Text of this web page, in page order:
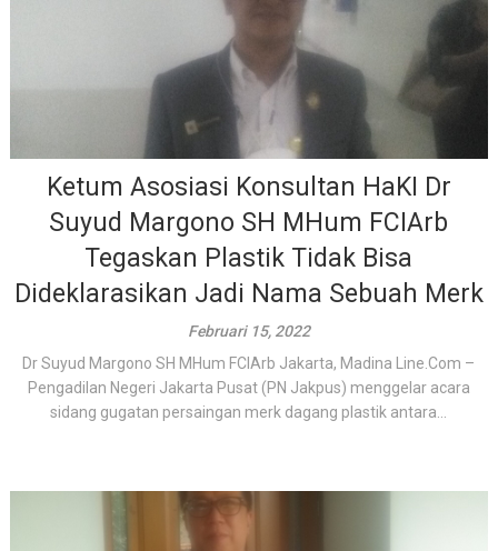
Ketum Asosiasi Konsultan HaKI Dr
Suyud Margono SH MHum FCIArb
Tegaskan Plastik Tidak Bisa
Dideklarasikan Jadi Nama Sebuah Merk
Februari 15, 2022
Dr Suyud Margono SH MHum FCIArb Jakarta, Madina Line.Com –
Pengadilan Negeri Jakarta Pusat (PN Jakpus) menggelar acara
sidang gugatan persaingan merk dagang plastik antara...